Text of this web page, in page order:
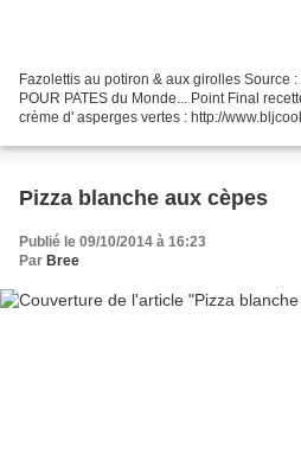
Fazolettis au potiron & aux girolles Source
POUR PATES du Monde... Point Final
crème d' asperges vertes : http://
Pizza blanche aux cèpes
Publié le 09/10/2014 à 16:23
Par Bree